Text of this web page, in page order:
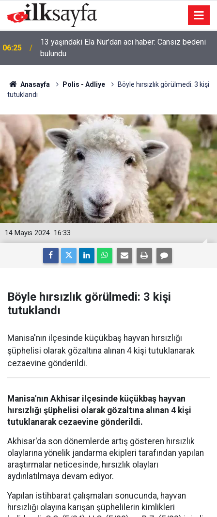
06:25
13 yaşındaki Ela Nur’dan acı haber: Cansız bedeni
bulundu
Anasayfa Polis - Adliye
Böyle hırsızlık görülmedi: 3 kişi
tutuklandı
16:33
14 Mayıs 2024
Böyle hırsızlık görülmedi: 3 kişi
tutuklandı
Manisa'nın ilçesinde küçükbaş hayvan hırsızlığı
şüphelisi olarak gözaltına alınan 4 kişi tutuklanarak
cezaevine gönderildi.
Manisa'nın Akhisar ilçesinde küçükbaş hayvan
hırsızlığı şüphelisi olarak gözaltına alınan 4 kişi
tutuklanarak cezaevine gönderildi.
Akhisar'da son dönemlerde artış gösteren hırsızlık
olaylarına yönelik jandarma ekipleri tarafından yapılan
araştırmalar neticesinde, hırsızlık olayları
aydınlatılmaya devam ediyor.
Yapılan istihbarat çalışmaları sonucunda, hayvan
hırsızlığı olayına karışan şüphelilerin kimlikleri